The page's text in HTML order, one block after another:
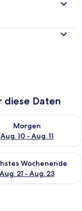
diese Daten
Aug. 9 - Aug.
Morgen
Aug. 10 - Aug. 11
die Verfügbarkeit
Aug. 14
Wochenende
Aug. 21 - Aug. 23
die Verfügbarkeit